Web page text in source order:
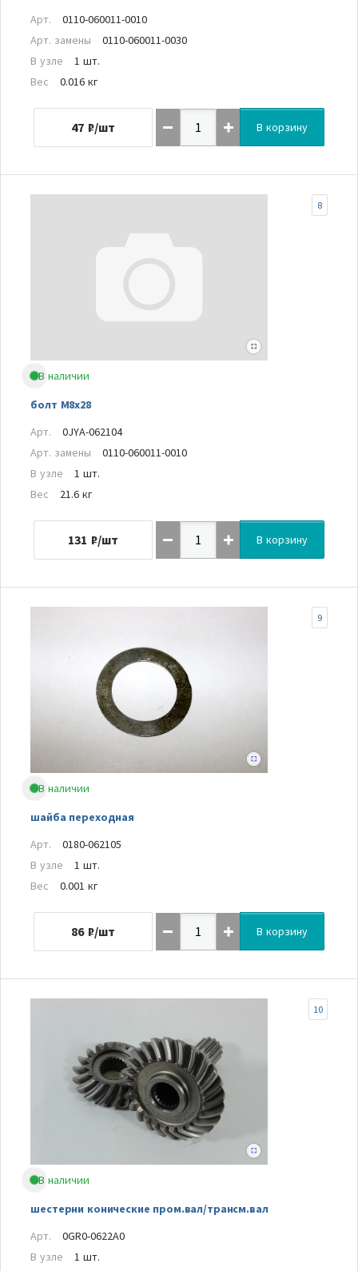
Арт.
0110-060011-0010
Арт. замены
0110-060011-0030
В узле
1 шт.
Вес
0.016 кг
47 ₽/шт В корзину
В наличии
болт М8х28
8
Арт.
0JYA-062104
Арт. замены
0110-060011-0010
В узле
1 шт.
Вес
21.6 кг
131 ₽/шт В корзину
В наличии
шайба переходная
9
Арт.
0180-062105
В узле
1 шт.
Вес
0.001 кг
86 ₽/шт В корзину
В наличии
шестерни конические пром.вал/трансм.вал
10
Арт.
0GR0-0622A0
В узле
1 шт.